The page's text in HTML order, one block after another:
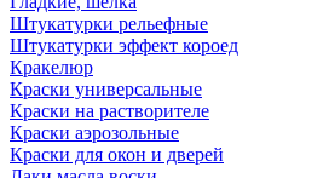
Штукатурки рельефные
Штукатурки эффект короед
Кракелюр
Краски универсальные
Краски на растворителе
Краски аэрозольные
Краски для окон и дверей